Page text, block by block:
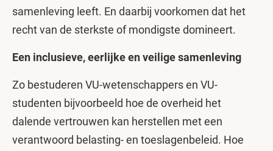
samenleving leeft. En daarbij voorkomen dat het
recht van de sterkste of mondigste domineert.
Een inclusieve, eerlijke en veilige samenleving
Zo bestuderen VU-wetenschappers en VU-
studenten bijvoorbeeld hoe de overheid het
dalende vertrouwen kan herstellen met een
verantwoord belasting- en toeslagenbeleid. Hoe